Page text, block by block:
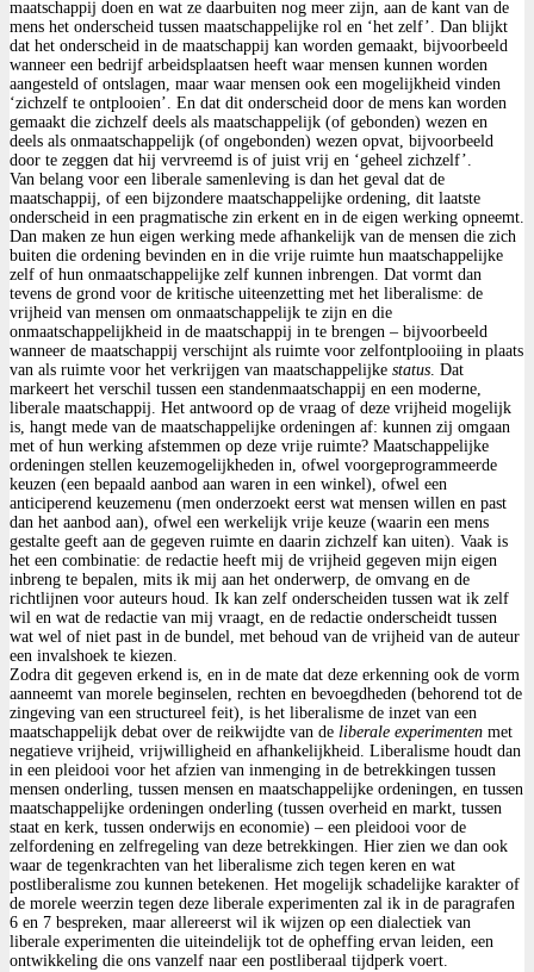
maatschappij doen en wat ze daarbuiten nog meer zijn, aan de kant van de
mens het onderscheid tussen maatschappelijke rol en ‘het zelf’. Dan blijkt
dat het onderscheid in de maatschappij kan worden gemaakt, bijvoorbeeld
wanneer een bedrijf arbeidsplaatsen heeft waar mensen kunnen worden
aangesteld of ontslagen, maar waar mensen ook een mogelijkheid vinden
‘zichzelf te ontplooien’. En dat dit onderscheid door de mens kan worden
gemaakt die zichzelf deels als maatschappelijk (of gebonden) wezen en
deels als onmaatschappelijk (of ongebonden) wezen opvat, bijvoorbeeld
door te zeggen dat hij vervreemd is of juist vrij en ‘geheel zichzelf’.
Van belang voor een liberale samenleving is dan het geval dat de
maatschappij, of een bijzondere maatschappelijke ordening, dit laatste
onderscheid in een pragmatische zin erkent en in de eigen werking opneemt.
Dan maken ze hun eigen werking mede afhankelijk van de mensen die zich
buiten die ordening bevinden en in die vrije ruimte hun maatschappelijke
zelf of hun onmaatschappelijke zelf kunnen inbrengen. Dat vormt dan
tevens de grond voor de kritische uiteenzetting met het liberalisme: de
vrijheid van mensen om onmaatschappelijk te zijn en die
onmaatschappelijkheid in de maatschappij in te brengen – bijvoorbeeld
wanneer de maatschappij verschijnt als ruimte voor zelfontplooiing in plaats
van als ruimte voor het verkrijgen van maatschappelijke status. Dat
markeert het verschil tussen een standenmaatschappij en een moderne,
liberale maatschappij. Het antwoord op de vraag of deze vrijheid mogelijk
is, hangt mede van de maatschappelijke ordeningen af: kunnen zij omgaan
met of hun werking afstemmen op deze vrije ruimte? Maatschappelijke
ordeningen stellen keuzemogelijkheden in, ofwel voorgeprogrammeerde
keuzen (een bepaald aanbod aan waren in een winkel), ofwel een
anticiperend keuzemenu (men onderzoekt eerst wat mensen willen en past
dan het aanbod aan), ofwel een werkelijk vrije keuze (waarin een mens
gestalte geeft aan de gegeven ruimte en daarin zichzelf kan uiten). Vaak is
het een combinatie: de redactie heeft mij de vrijheid gegeven mijn eigen
inbreng te bepalen, mits ik mij aan het onderwerp, de omvang en de
richtlijnen voor auteurs houd. Ik kan zelf onderscheiden tussen wat ik zelf
wil en wat de redactie van mij vraagt, en de redactie onderscheidt tussen
wat wel of niet past in de bundel, met behoud van de vrijheid van de auteur
een invalshoek te kiezen.
Zodra dit gegeven erkend is, en in de mate dat deze erkenning ook de vorm
aanneemt van morele beginselen, rechten en bevoegdheden (behorend tot de
zingeving van een structureel feit), is het liberalisme de inzet van een
maatschappelijk debat over de reikwijdte van de liberale experimenten met
negatieve vrijheid, vrijwilligheid en afhankelijkheid. Liberalisme houdt dan
in een pleidooi voor het afzien van inmenging in de betrekkingen tussen
mensen onderling, tussen mensen en maatschappelijke ordeningen, en tussen
maatschappelijke ordeningen onderling (tussen overheid en markt, tussen
staat en kerk, tussen onderwijs en economie) – een pleidooi voor de
zelfordening en zelfregeling van deze betrekkingen. Hier zien we dan ook
waar de tegenkrachten van het liberalisme zich tegen keren en wat
postliberalisme zou kunnen betekenen. Het mogelijk schadelijke karakter of
de morele weerzin tegen deze liberale experimenten zal ik in de paragrafen
6 en 7 bespreken, maar allereerst wil ik wijzen op een dialectiek van
liberale experimenten die uiteindelijk tot de opheffing ervan leiden, een
ontwikkeling die ons vanzelf naar een postliberaal tijdperk voert.